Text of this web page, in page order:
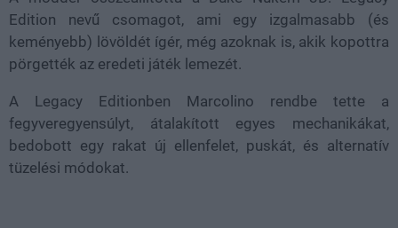
Edition nevű csomagot, ami egy izgalmasabb (és
keményebb) lövöldét ígér, még azoknak is, akik kopottra
pörgették az eredeti játék lemezét.
A Legacy Editionben Marcolino rendbe tette a
fegyveregyensúlyt, átalakított egyes mechanikákat,
bedobott egy rakat új ellenfelet, puskát, és alternatív
tüzelési módokat.